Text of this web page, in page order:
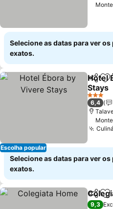
Selecione as datas para ver
exatos.
Escolha popular
Hotel
Stays
Ver
3 Estrelas
6,4
Selecione as datas para ver
exatos.
9,3